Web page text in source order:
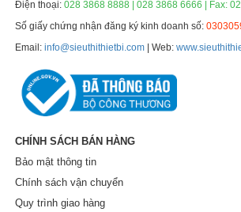
Điện thoại:028 3868 8888 | 028 3868 6666 | Fax:
Số giấy chứng nhận đăng ký kinh doanh số:
Email:info@sieuthithietbi.com | Web:
CHÍNH SÁCH BÁN HÀNG
Bảo mật thông tin
Chính sách vận chuyển
Quy trình giao hàng